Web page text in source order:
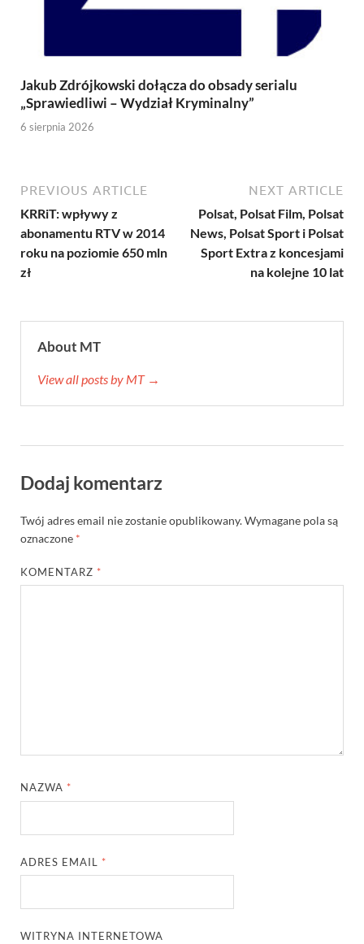
Jakub Zdrójkowski dołącza do obsady serialu
„Sprawiedliwi – Wydział Kryminalny”
6 sierpnia 2026
PREVIOUS ARTICLE
KRRiT: wpływy z
abonamentu RTV w 2014
roku na poziomie 650 mln
zł
NEXT ARTICLE
Polsat, Polsat Film, Polsat
News, Polsat Sport i Polsat
Sport Extra z koncesjami
na kolejne 10 lat
About MT
View all posts by MT →
Dodaj komentarz
Twój adres email nie zostanie opublikowany.Wymagane pola są
oznaczone *
KOMENTARZ *
NAZWA *
ADRES EMAIL *
WITRYNA INTERNETOWA